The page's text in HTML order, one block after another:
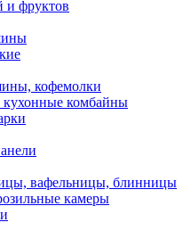
и фруктов
кофемолки
комбайны
вафельницы, блинницы
камеры